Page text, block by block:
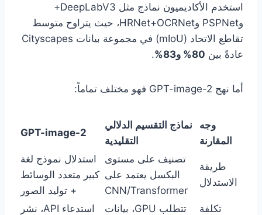
استخدم الأكاديميون نماذج مثل DeepLabV3+
وPSPNet وHRNet+OCRNet، حيث يتراوح متوسط
تقاطع الاتحاد (mIoU) في مجموعة بيانات Cityscapes
عادةً بين 80% و83% .
أما نهج GPT-image-2 فهو مختلف تماماً:
وجه
المقارنة
نماذج التقسيم الدلالي
التقليدية
GPT-image-2
طريقة
الاستدلال
تصنيف على مستوى
البكسل يعتمد على
CNN/Transformer
استدلال نموذج لغة
كبير متعدد الوسائط
+ توليد الصور
تكلفة
تتطلب GPU، بيانات
استدعاء API، نشر